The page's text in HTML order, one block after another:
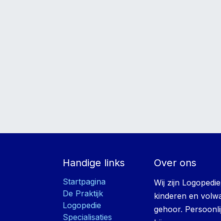
Handige links
Startpagina
De Praktijk
Logopedie
Specialisaties
Over ons
Wij zijn
kinderen en
gehoor.